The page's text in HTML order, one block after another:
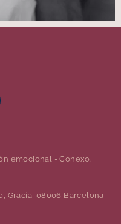
emocional - Conexo.
Gracia, 08006 Barcelona